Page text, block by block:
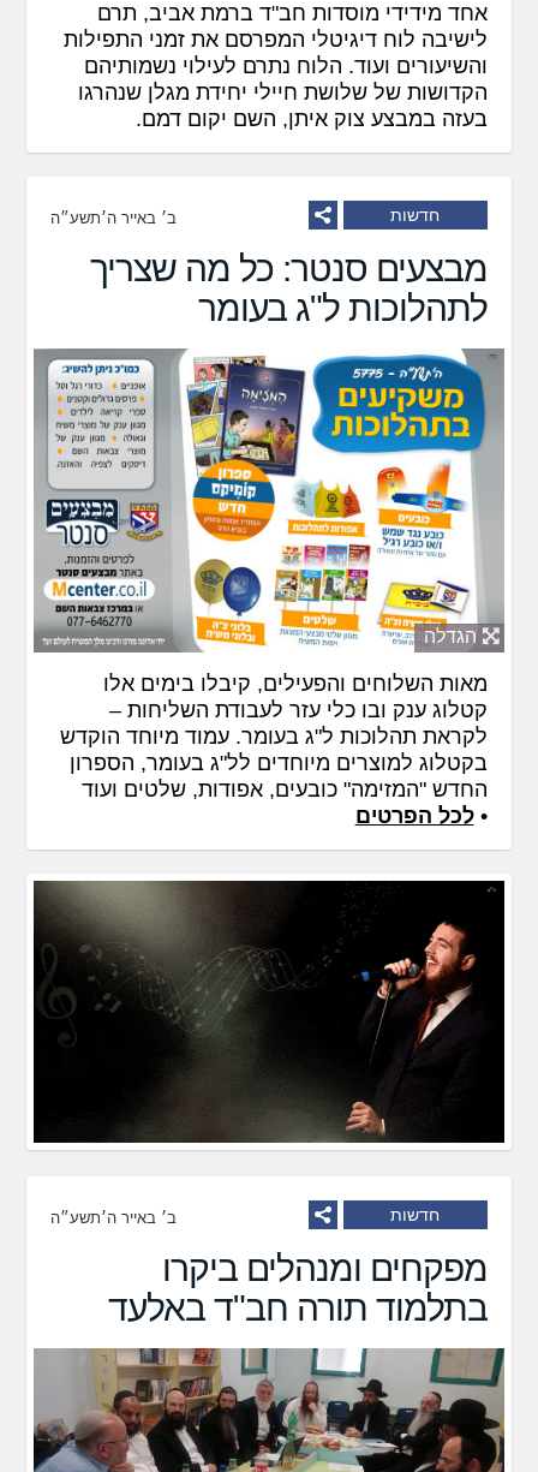
אחד מידידי מוסדות חב"ד ברמת אביב, תרם
לישיבה לוח דיגיטלי המפרסם את זמני התפילות
והשיעורים ועוד. הלוח נתרם לעילוי נשמותיהם
הקדושות של שלושת חיילי יחידת מגלן שנהרגו
בעזה במבצע צוק איתן, השם יקום דמם.
חדשות ב׳ באייר ה׳תשע״ה
מבצעים סנטר: כל מה שצריך
לתהלוכות ל"ג בעומר
הגדלה
מאות השלוחים והפעילים, קיבלו בימים אלו
קטלוג ענק ובו כלי עזר לעבודת השליחות –
לקראת תהלוכות ל"ג בעומר. עמוד מיוחד הוקדש
בקטלוג למוצרים מיוחדים לל"ג בעומר, הספרון
החדש "המזימה" כובעים, אפודות, שלטים ועוד
•לכל הפרטים
חדשות ב׳ באייר ה׳תשע״ה
מפקחים ומנהלים ביקרו
בתלמוד תורה חב"ד באלעד